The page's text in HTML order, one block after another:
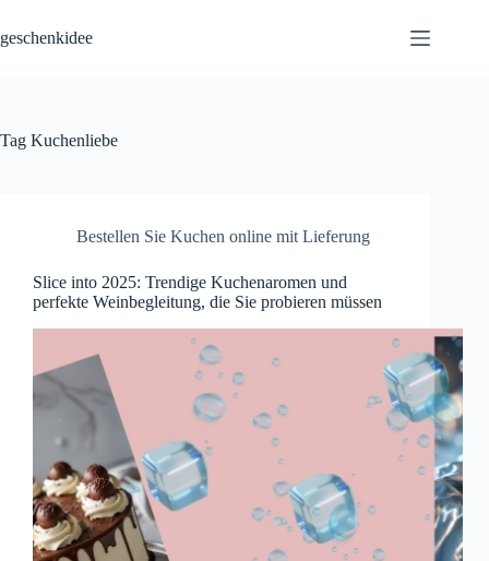
content
geschenkidee
Tag Kuchenliebe
Bestellen Sie Kuchen online mit Lieferung
Slice into 2025: Trendige Kuchenaromen und
perfekte Weinbegleitung, die Sie probieren müssen